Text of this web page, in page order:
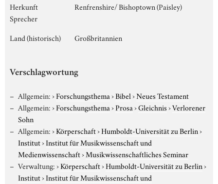
Herkunft
Sprecher
Renfrenshire/ Bishoptown (Paisley)
Land (historisch) Großbritannien
Verschlagwortung
Allgemein:›Forschungsthema›Bibel›Neues Testament
Allgemein:›Forschungsthema›Prosa›Gleichnis›Verlorener
Sohn
Allgemein:›Körperschaft›Humboldt-Universität zu Berlin›
Institut›Institut für Musikwissenschaft und
Medienwissenschaft›Musikwissenschaftliches Seminar
Verwaltung:›Körperschaft›Humboldt-Universität zu Berlin›
Institut›Institut für Musikwissenschaft und